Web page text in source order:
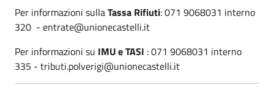
Per informazioni sullaTassa Rifiuti: 071 9068031 interno
320 - entrate@unionecastelli.it
Per informazioni su IMU e TASI : 071 9068031 interno
335 - tributi.polverigi@unionecastelli.it